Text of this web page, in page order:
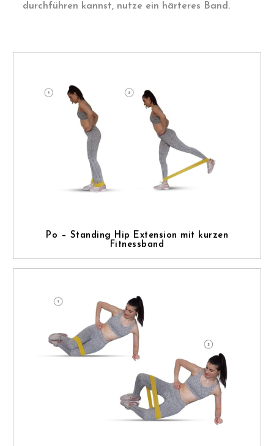
durchführen kannst, nutze ein härteres Band.
Po – Standing Hip Extension mit kurzen
Fitnessband